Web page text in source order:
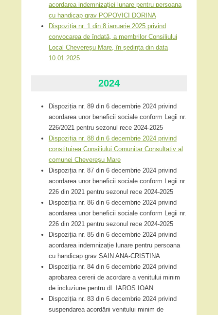
acordarea indemnizației lunare pentru persoana
cu handicap grav POPOVICI DORINA
Dispoziția nr. 1 din 8 ianuarie 2025 privind
convocarea de îndată, a membrilor Consiliului
Local Chevereșu Mare, în ședința din data
10.01.2025
2024
Dispoziția nr. 89 din 6 decembrie 2024 privind
acordarea unor beneficii sociale conform Legii nr.
226/2021 pentru sezonul rece 2024-2025
Dispoziția nr. 88 din 6 decembrie 2024 privind
constituirea Consiliului Comunitar Consultativ al
comunei Chevereșu Mare
Dispoziția nr. 87 din 6 decembrie 2024 privind
acordarea unor beneficii sociale conform Legii nr.
226 din 2021 pentru sezonul rece 2024-2025
Dispoziția nr. 86 din 6 decembrie 2024 privind
acordarea unor beneficii sociale conform Legii nr.
226 din 2021 pentru sezonul rece 2024-2025
Dispoziția nr. 85 din 6 decembrie 2024 privind
acordarea indemnizație lunare pentru persoana
cu handicap grav ȘAIN ANA-CRISTINA
Dispoziția nr. 84 din 6 decembrie 2024 privind
aprobarea cererii de acordare a venitului minim
de incluziune pentru dl. IAROS IOAN
Dispoziția nr. 83 din 6 decembrie 2024 privind
suspendarea acordării venitului minim de